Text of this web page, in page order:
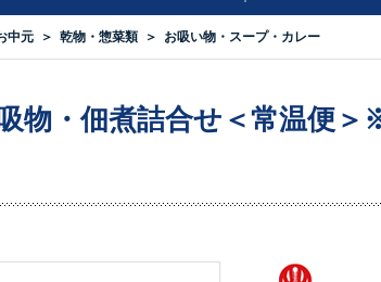
中元 乾物・惣菜類 お吸い物・スープ・カレー
物・佃煮詰合せ＜常温便＞